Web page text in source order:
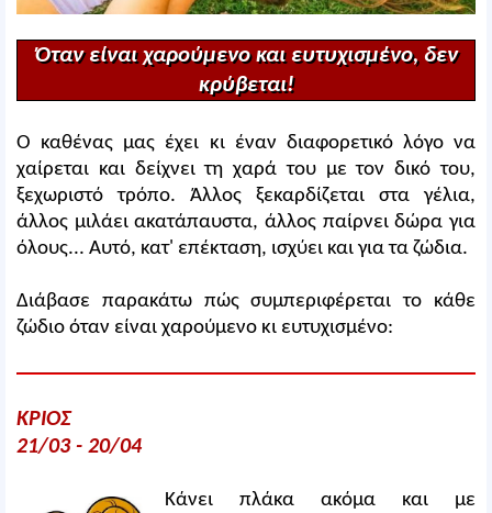
Όταν είναι χαρούμενο και ευτυχισμένο, δεν
κρύβεται!
Ο καθένας μας έχει κι έναν διαφορετικό λόγο να
χαίρεται και δείχνει τη χαρά του με τον δικό του,
ξεχωριστό τρόπο. Άλλος ξεκαρδίζεται στα γέλια,
άλλος μιλάει ακατάπαυστα, άλλος παίρνει δώρα για
όλους... Αυτό, κατ' επέκταση, ισχύει και για τα ζώδια.
Διάβασε παρακάτω πώς συμπεριφέρεται το κάθε
ζώδιο όταν είναι χαρούμενο κι ευτυχισμένο:
ΚΡΙΟΣ
21/03 - 20/04
Κάνει πλάκα ακόμα και με